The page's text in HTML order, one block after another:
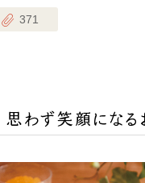
371